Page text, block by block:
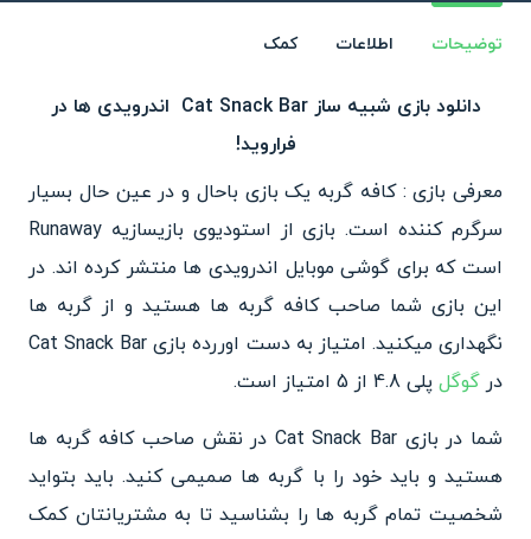
توضیحات اطلاعات کمک
دانلود بازی شبیه ساز Cat Snack Bar اندرویدی ها در
فراروید!
معرفی بازی : کافه گربه یک بازی باحال و در عین حال بسیار
سرگرم کننده است. بازی از استودیوی بازیسازیه Runaway
است که برای گوشی موبایل اندرویدی ها منتشر کرده اند. در
این بازی شما صاحب کافه گربه ها هستید و از گربه ها
نگهداری میکنید. امتیاز به دست اوررده بازی Cat Snack Bar
در گوگل پلی 4.8 از 5 امتیاز است.
شما در بازی Cat Snack Bar در نقش صاحب کافه گربه ها
هستید و باید خود را با گربه ها صمیمی کنید. باید بتواید
شخصیت تمام گربه ها را بشناسید تا به مشتریانتان کمک